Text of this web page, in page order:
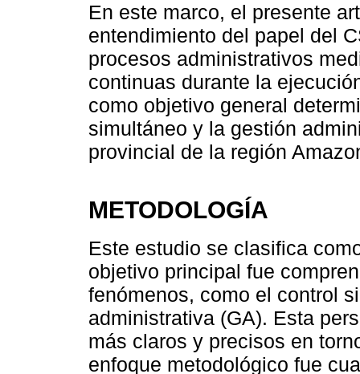
En este marco, el presente
entendimiento del papel del
procesos administrativos
continuas durante la
como objetivo general
simultáneo y la gestión
provincial de la región
METODOLOGÍA
Este estudio se clasifica
objetivo principal fue
fenómenos, como el control
administrativa (GA). Esta
más claros y precisos en
enfoque metodológico fue